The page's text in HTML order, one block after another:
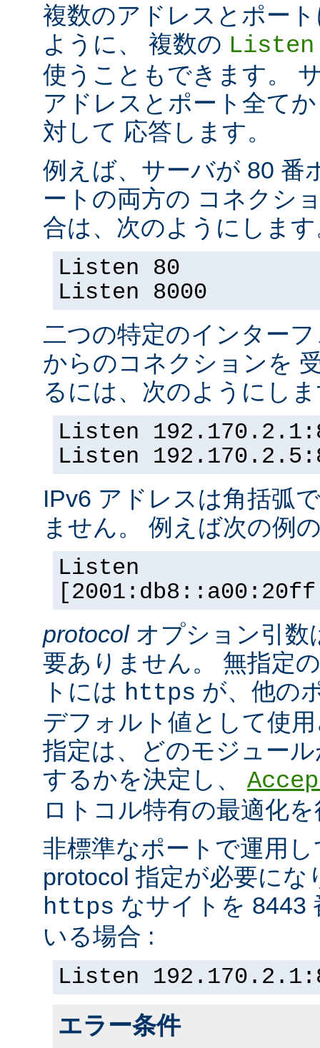
複数のアドレスとポー
ように、 複数の Listen
使うこともできます。
アドレスとポート全て
対して 応答します。
例えば、サーバが 80 番
ートの両方の コネクシ
合は、次のようにしま
Listen 80
Listen 8000
二つの特定のインター
からのコネクションを
るには、次のようにし
Listen
Listen
IPv6 アドレスは角括弧
ません。 例えば次の例
Listen
protocolオプション引数
要ありません。 無指定
トには https が、他の
デフォルト値として使
指定は、どのモジュー
するかを決定し、
ロトコル特有の最適化
非標準なポートで運用
protocol 指定が必要に
https なサイトを 8443
いる場合 :
Listen
エラー条件